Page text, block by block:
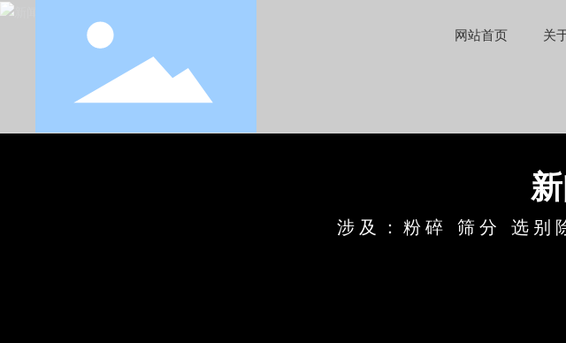
网站首页 关
涉及：粉碎 筛分 选别